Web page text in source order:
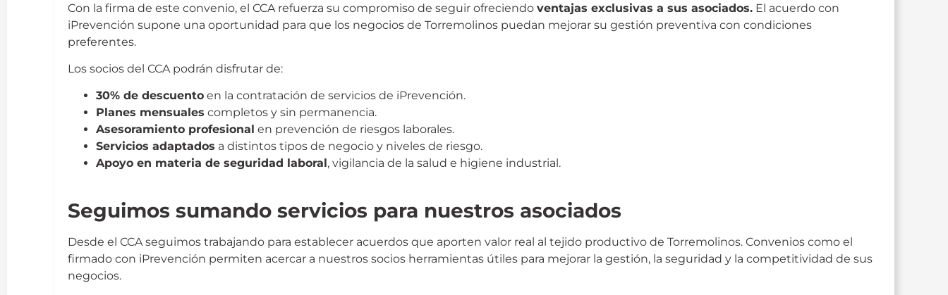
Con la firma de este convenio, el CCA refuerza su compromiso de seguir ofreciendoventajas exclusivas a sus asociados. El acuerdo con
iPrevención supone una oportunidad para que los negocios de Torremolinos puedan mejorar su gestión preventiva con condiciones
preferentes.
Los socios del CCA podrán disfrutar de:
30% de descuento en la contratación de servicios de iPrevención.
Planes mensuales completos y sin permanencia.
Asesoramiento profesional en prevención de riesgos laborales.
Servicios adaptados a distintos tipos de negocio y niveles de riesgo.
Apoyo en materia de seguridad laboral, vigilancia de la salud e higiene industrial.
Seguimos sumando servicios para nuestros asociados
Desde el CCA seguimos trabajando para establecer acuerdos que aporten valor real al tejido productivo de Torremolinos. Convenios como el
firmado con iPrevención permiten acercar a nuestros socios herramientas útiles para mejorar la gestión, la seguridad y la competitividad de sus
negocios.